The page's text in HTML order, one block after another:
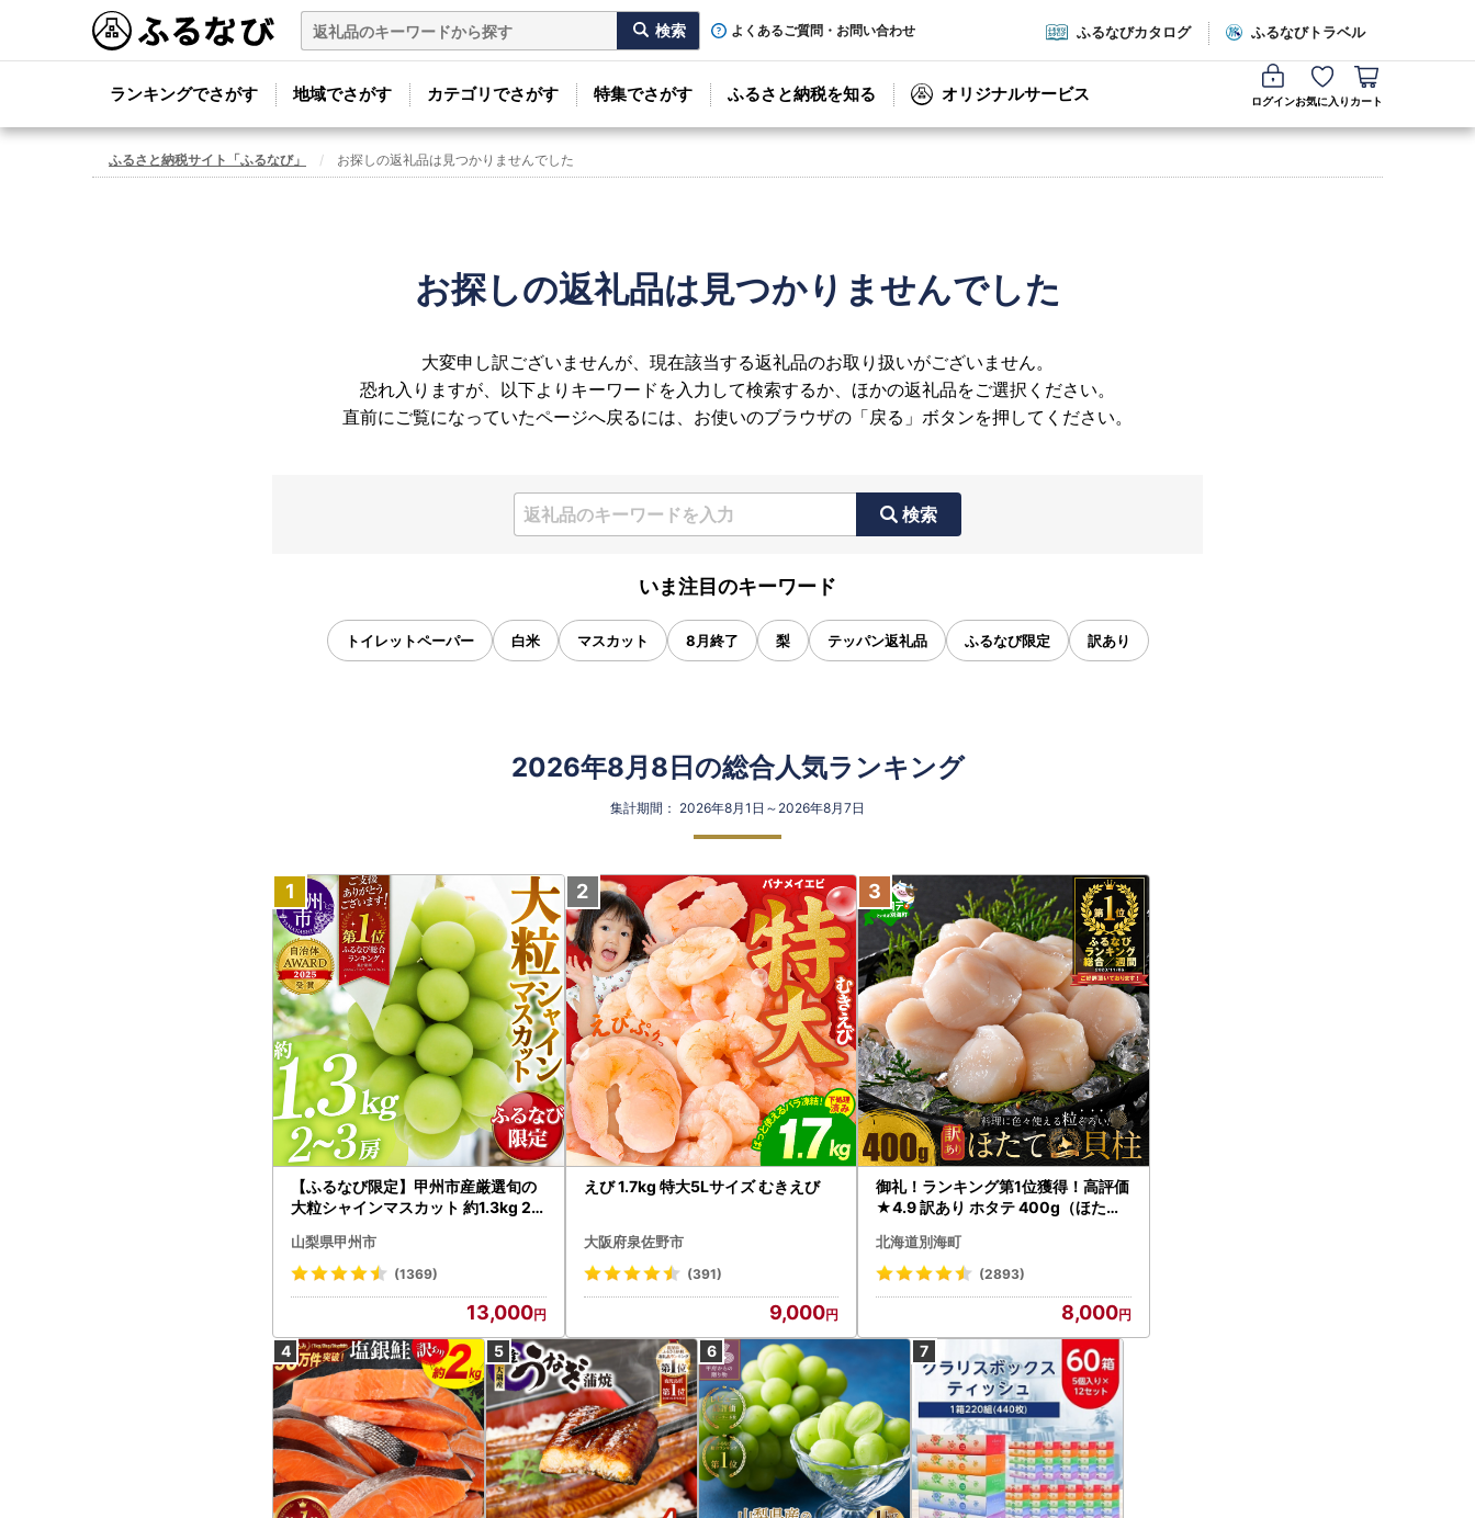
よくあるご質問・お問い合わせ ふるなびカタログ ふるなびトラベル
ランキングでさがす 地域でさがす カテゴリでさがす 特集でさがす ふるさと納税を知る オリジナルサービス ログインお気に入り カート
ふるさと納税サイト「ふるなび」 お探しの返礼品は見つかりませんでした
お探しの返礼品は見つかりませんでした
大変申し訳ございませんが、現在該当する返礼品のお取り扱いがございません。
恐れ入りますが、以下よりキーワードを入力して検索するか、ほかの返礼品をご選択ください。
直前にご覧になっていたページへ戻るには、お使いのブラウザの「戻る」ボタンを押してください。
検索
いま注目のキーワード
トイレットペーパー 白米 マスカット 8月終了 梨 テッパン返礼品 ふるなび限定 訳あり
2026年8月8日の総合人気ランキング
集計期間： 2026年8月1日～2026年8月7日
【ふるなび限定】甲州市産厳選旬の
大粒シャインマスカット 約1.3kg 2
472 FN-Limited-VO シャインマス
カット フルーツ
山梨県甲州市
(1369)
13,000
えび 1.7kg 特大5Lサイズ むきえび
大阪府泉佐野市
(391)
9,000
御礼！ランキング第1位獲得！高評価
★4.9 訳あり ホタテ 400g（ほたて
北海道別海町
(2893)
8,000